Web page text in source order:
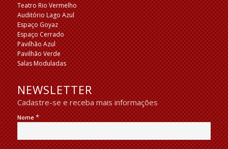
Teatro Rio Vermelho
Auditório Lago Azul
Espaço Goyaz
Espaço Cerrado
Pavilhão Azul
Pavilhão Verde
Salas Moduladas
NEWSLETTER
Cadastre-se e receba mais informações
Nome*